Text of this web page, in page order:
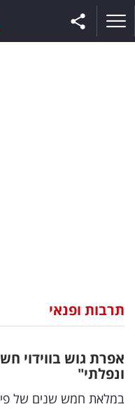
וצרכנות
דיגיטל
וטק
תרבות ופנאי
אפרת גוש בווידוי
ונפלתי"
במלאת חמש שנים של